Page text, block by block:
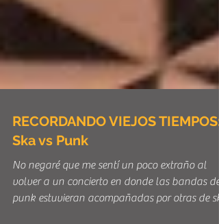
RECORDANDO VIEJOS TIEMPOS:
Ska vs Punk
No negaré que me sentí un poco extraño al
volver a un concierto en donde las bandas de